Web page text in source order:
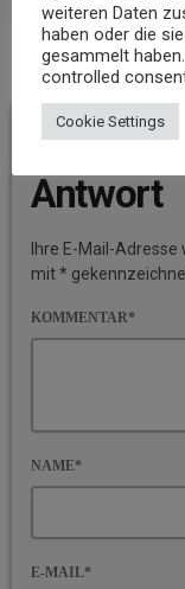
BEITRAGS-KOMMENTARE
Antwort
Ihre E-Mail-
mit *
KOMMENTAR*
NAME*
E-MAIL*
weiteren Daten
haben oder die
gesammelt
controlled
Cookie Settings